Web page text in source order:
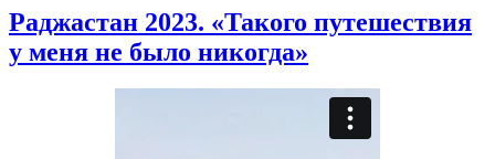
Раджастан 2023. «Такого путешествия
у меня не было никогда»